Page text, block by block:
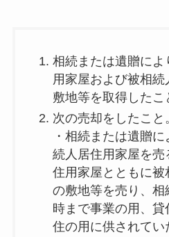
相続または遺贈に
用家屋および被相
敷地等を取得したこ
次の売却をしたこと
・相続または遺贈
続人居住用家屋を
住用家屋とともに
の敷地等を売り、
時まで事業の用、
住の用に供されてい